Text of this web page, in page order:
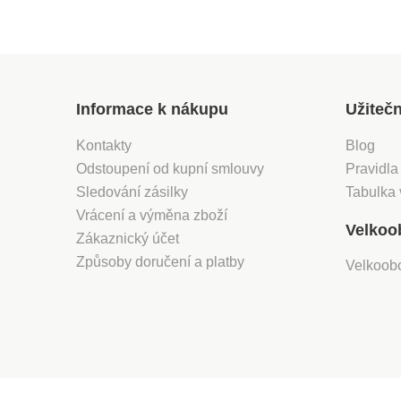
Informace k nákupu
Kontakty
Odstoupení od kupní smlouvy
Sledování zásilky
Vrácení a výměna zboží
Zákaznický účet
Způsoby doručení a platby
Blog
Tabulka